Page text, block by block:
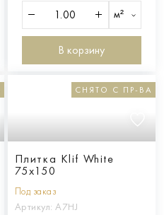
м²
В корзину
СНЯТО С ПР-ВА
Плитка Klif White
75x150
Под заказ
Артикул: A7HJ